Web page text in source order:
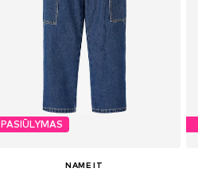
PASIŪLYMAS
NAME IT